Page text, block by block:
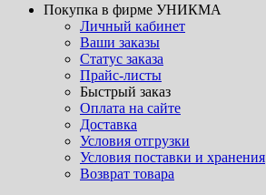
Покупка в фирме УНИКМА
Личный кабинет
Ваши заказы
Статус заказа
Прайс-листы
Быстрый заказ
Оплата на сайте
Доставка
Условия отгрузки
Условия поставки и хранения
Возврат товара